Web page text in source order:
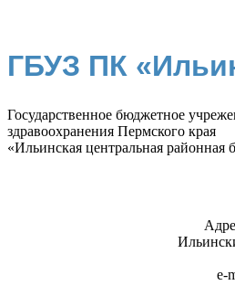
ГБУЗ ПК
Государственное бюджетное
здравоохранения Пермского края
«Ильинская центральная районная
e-